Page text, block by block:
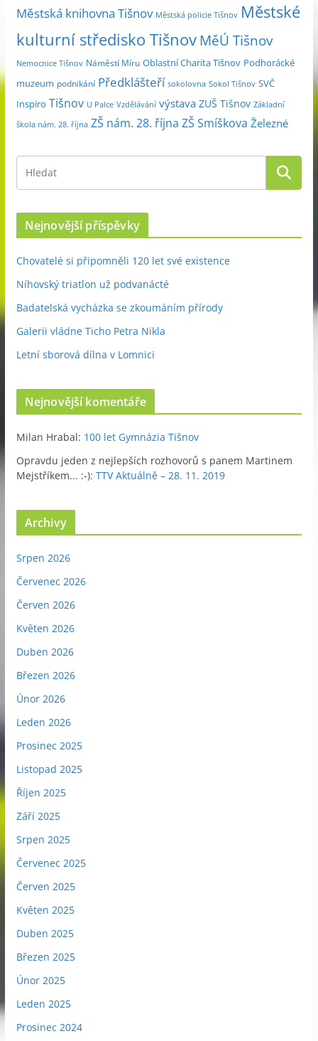
e
Městská knihovna Tišnov Městská policie Tišnov Městské
kulturní středisko Tišnov MěÚ Tišnov
Nemocnice Tišnov Náměstí Míru Oblastní Charita Tišnov Podhorácké
muzeum podnikání Předklášteří sokolovna Sokol Tišnov SVČ
Inspiro Tišnov U Palce Vzdělávání výstava ZUŠ Tišnov Základní
škola nám. 28. října ZŠ nám. 28. října ZŠ Smíškova Železné
Nejnovější příspěvky
Chovatelé si připomněli 120 let své existence
Níhovský triatlon už podvanácté
Badatelská vycházka se zkoumáním přírody
Galerii vládne Ticho Petra Nikla
Letní sborová dílna v Lomnici
Nejnovější komentáře
Milan Hrabal: 100 let Gymnázia Tišnov
Opravdu jeden z nejlepších rozhovorů s panem Martinem
Mejstříkem... :-): TTV Aktuálně – 28. 11. 2019
Archivy
Srpen 2026
Červenec 2026
Červen 2026
Květen 2026
Duben 2026
Březen 2026
Únor 2026
Leden 2026
Prosinec 2025
Listopad 2025
Říjen 2025
Září 2025
Srpen 2025
Červenec 2025
Červen 2025
Květen 2025
Duben 2025
Březen 2025
Únor 2025
Leden 2025
Prosinec 2024